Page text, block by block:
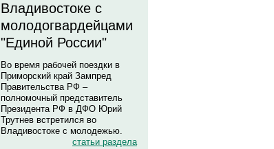
Владивостоке с
молодогвардейцами
"Единой России"
Во время рабочей поездки в
Приморский край Зампред
Правительства РФ –
полномочный представитель
Президента РФ в ДФО Юрий
Трутнев встретился во
Владивостоке с молодежью.
статьи раздела